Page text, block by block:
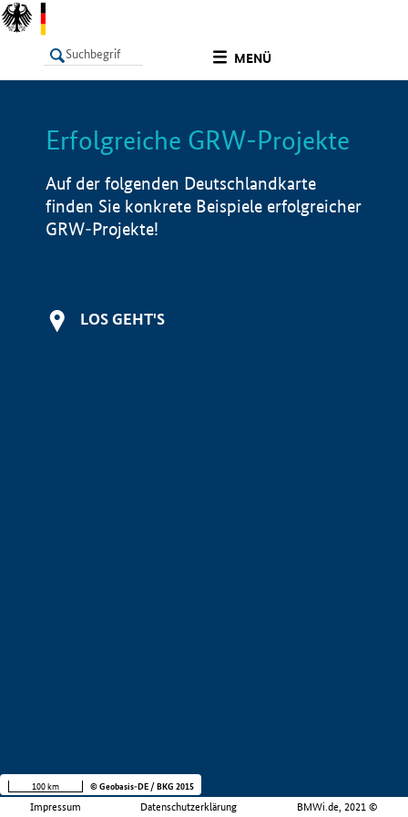
MENÜ
LISTE Info
Erfolgreiche GRW-Projekte
Auf der folgenden Deutschlandkarte
finden Sie konkrete Beispiele erfolgreicher
GRW-Projekte!
LOS GEHT'S
Impressum Datenschutzerklärung BMWi.de, 2021 ©
100 km © Geobasis-DE / BKG 2015